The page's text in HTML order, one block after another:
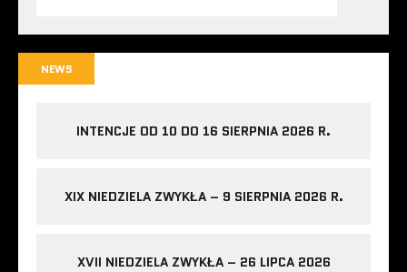
NEWS
INTENCJE OD 10 DO 16 SIERPNIA 2026 R.
XIX NIEDZIELA ZWYKŁA – 9 SIERPNIA 2026 R.
XVII NIEDZIELA ZWYKŁA – 26 LIPCA 2026